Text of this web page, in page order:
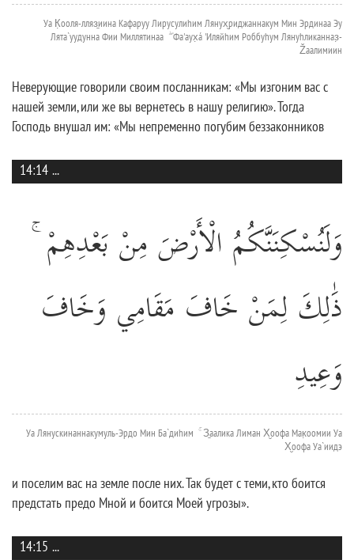
Уа К̣ооля-лляз̱иина Кафаруу Лирусулиhим Лянух̮риджаннакум Мин Эрдинаа Эу
Лята`уудунна Фии Миллятинаа ۖ Фа'аух̣á 'Иляйhим Роббуhум Лянуhликанназ̣-
Žаалимиин
Неверующие говорили своим посланникам: «Мы изгоним вас с
нашей земли, или же вы вернетесь в нашу религию». Тогда
Господь внушал им: «Мы непременно погубим беззаконников
14:14 ...
وَلَنُسْكِنَنَّكُمُ الْأَرْضَ مِنْ بَعْدِهِمْ ۚ
ذَٰلِكَ لِمَنْ خَافَ مَقَامِي وَخَافَ
وَعِيدِ
Уа Лянускинаннакумуль-Эрдо Мин Ба`диhим ۚ З̱аалика Лиман Х̮оофа Мак̣оомии Уа
Х̮оофа Уа`иидэ
и поселим вас на земле после них. Так будет с теми, кто боится
предстать предо Мной и боится Моей угрозы».
14:15 ...